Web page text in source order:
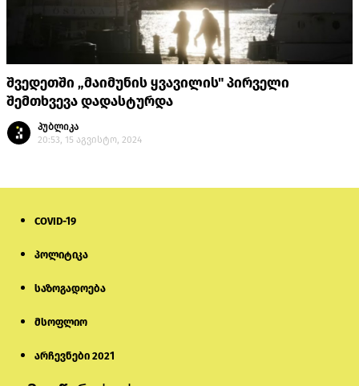
შვედეთში „მაიმუნის ყვავილის" პირველი
შემთხვევა დადასტურდა
პუბლიკა
20:53, 15 აგვისტო, 2024
COVID-19
პოლიტიკა
საზოგადოება
მსოფლიო
არჩევნები 2021